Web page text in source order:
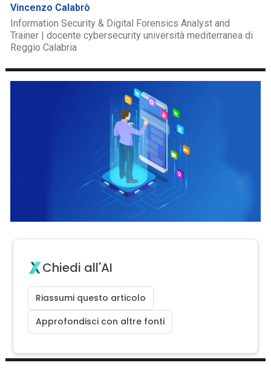
Vincenzo Calabrò
Information Security & Digital Forensics Analyst and
Trainer | docente cybersecurity università mediterranea di
Reggio Calabria
Chiedi all'AI
Riassumi questo articolo
Approfondisci con altre fonti